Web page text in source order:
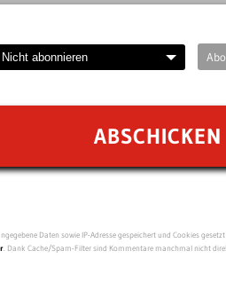
Daten sowie IP-Adresse gespeichert und Cookies
. Dank Cache/Spam-Filter sind Kommentare manchmal nicht